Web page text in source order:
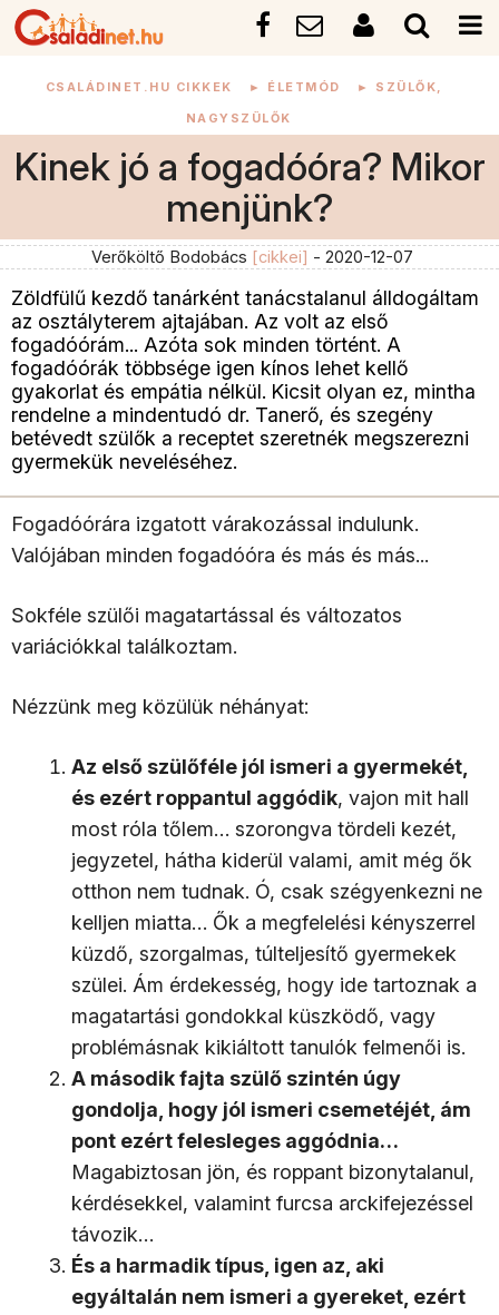
CSALÁDINET.HU CIKKEK ► ÉLETMÓD ► SZÜLŐK,
NAGYSZÜLŐK
Kinek jó a fogadóóra? Mikor
menjünk?
Verőköltő Bodobács [cikkei] - 2020-12-07
Zöldfülű kezdő tanárként tanácstalanul álldogáltam
az osztályterem ajtajában. Az volt az első
fogadóórám... Azóta sok minden történt. A
fogadóórák többsége igen kínos lehet kellő
gyakorlat és empátia nélkül. Kicsit olyan ez, mintha
rendelne a mindentudó dr. Tanerő, és szegény
betévedt szülők a receptet szeretnék megszerezni
gyermekük neveléséhez.
Fogadóórára izgatott várakozással indulunk.
Valójában minden fogadóóra és más és más...
Sokféle szülői magatartással és változatos
variációkkal találkoztam.
Nézzünk meg közülük néhányat:
Az első szülőféle jól ismeri a gyermekét,
és ezért roppantul aggódik, vajon mit hall
most róla tőlem… szorongva tördeli kezét,
jegyzetel, hátha kiderül valami, amit még ők
otthon nem tudnak. Ó, csak szégyenkezni ne
kelljen miatta… Ők a megfelelési kényszerrel
küzdő, szorgalmas, túlteljesítő gyermekek
szülei. Ám érdekesség, hogy ide tartoznak a
magatartási gondokkal küszködő, vagy
problémásnak kikiáltott tanulók felmenői is.
A második fajta szülő szintén úgy
gondolja, hogy jól ismeri csemetéjét, ám
pont ezért felesleges aggódnia…
Magabiztosan jön, és roppant bizonytalanul,
kérdésekkel, valamint furcsa arckifejezéssel
távozik…
És a harmadik típus, igen az, aki
egyáltalán nem ismeri a gyereket, ezért